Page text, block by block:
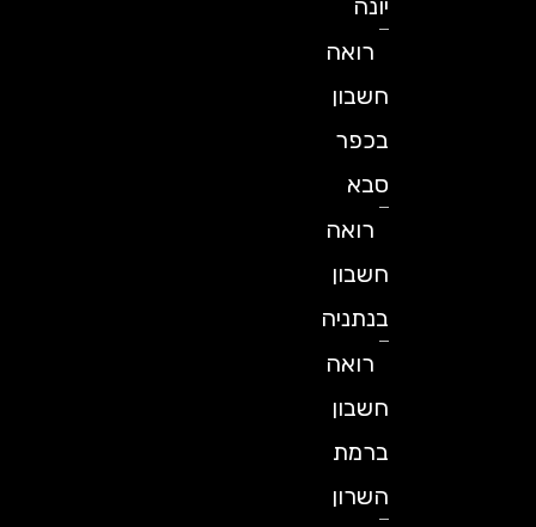
רואה
חשבון
בכפר
רואה
חשבון
בנתניה
רואה
חשבון
ברמת
השרון